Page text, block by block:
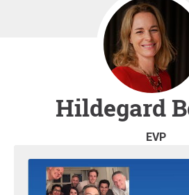
Hildegard
EVP